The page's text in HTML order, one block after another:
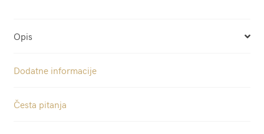
Opis
Dodatne informacije
Česta pitanja